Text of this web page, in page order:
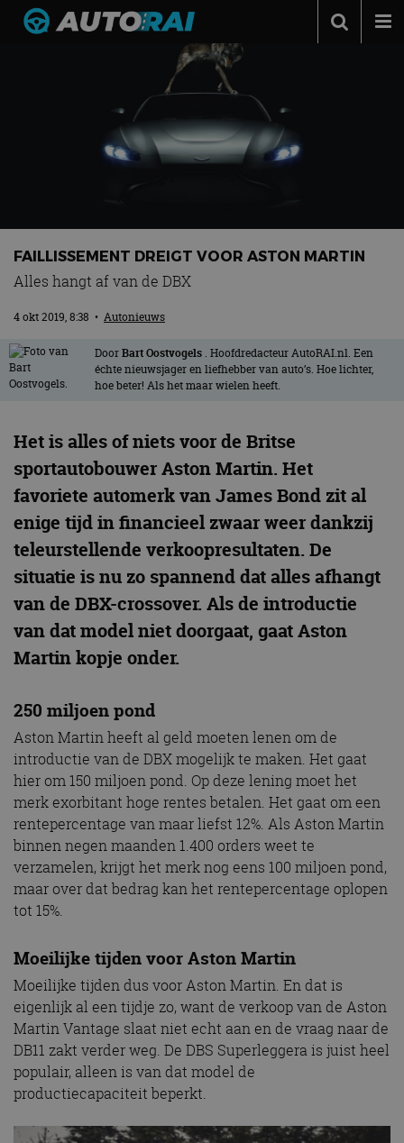
Automerken
Contact
MotorRAI.nl
FAILLISSEMENT DREIGT VOOR ASTON MARTIN
Alles hangt af van de DBX
4 okt 2019, 8:38 • Autonieuws
DoorBart Oostvogels . Hoofdredacteur AutoRAI.nl. Een
échte nieuwsjager en liefhebber van auto’s. Hoe lichter,
hoe beter! Als het maar wielen heeft.
Het is alles of niets voor de Britse
sportautobouwer Aston Martin. Het
favoriete automerk van James Bond zit al
enige tijd in financieel zwaar weer dankzij
teleurstellende verkoopresultaten. De
situatie is nu zo spannend dat alles afhangt
van de DBX-crossover. Als de introductie
van dat model niet doorgaat, gaat Aston
Martin kopje onder.
250 miljoen pond
Aston Martin heeft al geld moeten lenen om de
introductie van de DBX mogelijk te maken. Het gaat
hier om 150 miljoen pond. Op deze lening moet het
merk exorbitant hoge rentes betalen. Het gaat om een
rentepercentage van maar liefst 12%. Als Aston Martin
binnen negen maanden 1.400 orders weet te
verzamelen, krijgt het merk nog eens 100 miljoen pond,
maar over dat bedrag kan het rentepercentage oplopen
tot 15%.
Moeilijke tijden voor Aston Martin
Moeilijke tijden dus voor Aston Martin. En dat is
eigenlijk al een tijdje zo, want de verkoop van de Aston
Martin Vantage slaat niet echt aan en de vraag naar de
DB11 zakt verder weg. De DBS Superleggera is juist heel
populair, alleen is van dat model de
productiecapaciteit beperkt.